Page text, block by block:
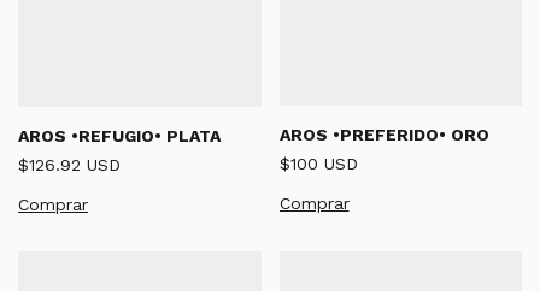
AROS •REFUGIO• PLATA
$126.92 USD
AROS •PREFERIDO• ORO
$100 USD